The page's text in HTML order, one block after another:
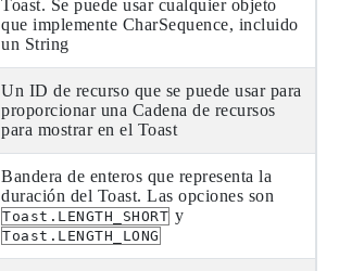
Toast. Se puede usar cualquier objeto
que implemente CharSequence, incluido
un String
Un ID de recurso que se puede usar para
proporcionar una Cadena de recursos
para mostrar en el Toast
Bandera de enteros que representa la
duración del Toast. Las opciones son
Toast.LENGTH_SHORT y
Toast.LENGTH_LONG